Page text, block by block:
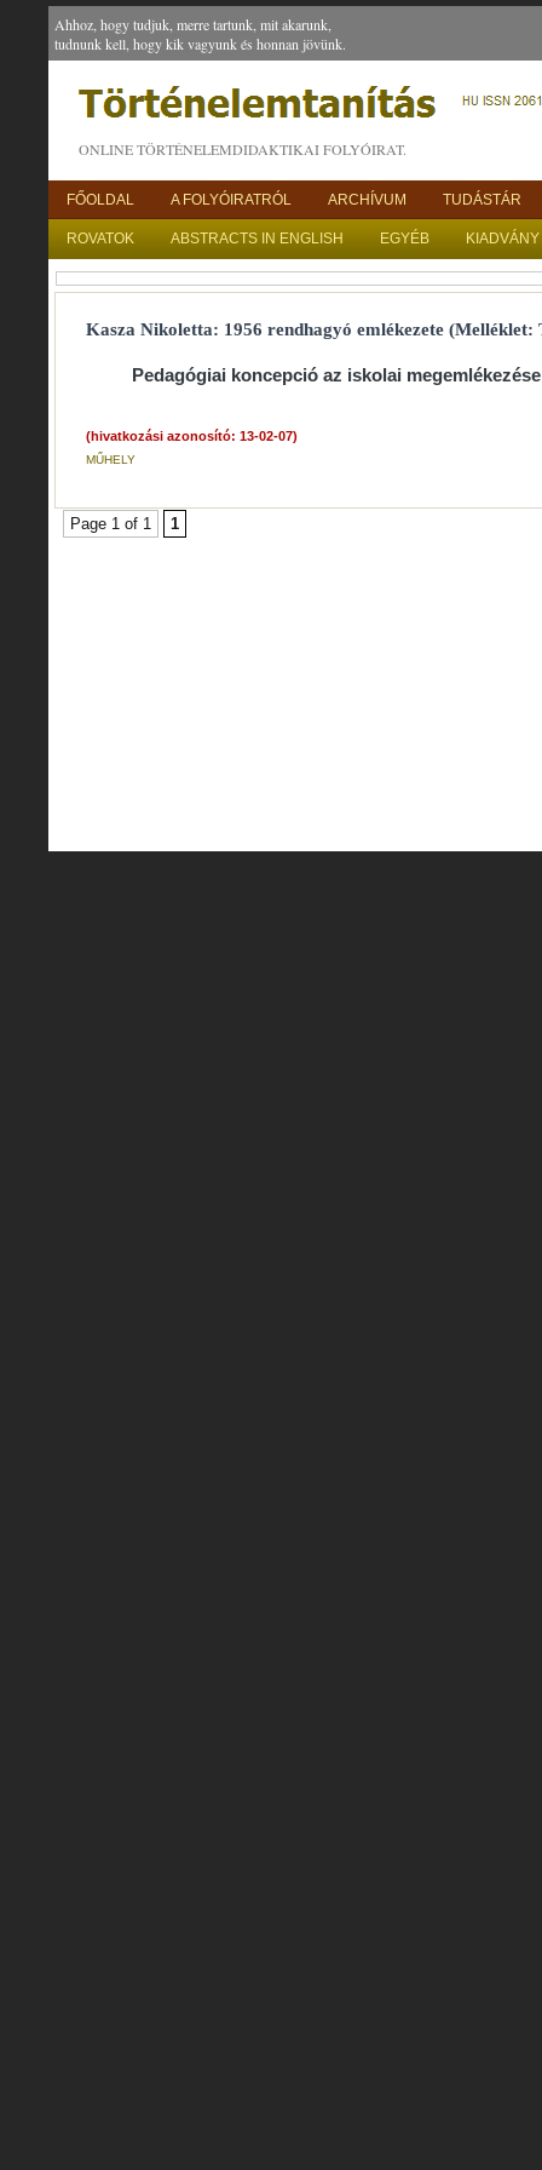
Ahhoz, hogy tudjuk, merre tartunk, mit akarunk,
tudnunk kell, hogy kik vagyunk és honnan jövünk.
ONLINE TÖRTÉNELEMDIDAKTIKAI FOLYÓIRAT.
FŐOLDAL A FOLYÓIRATRÓL ARCHÍVUM TUDÁSTÁR
ROVATOK ABSTRACTS IN ENGLISH EGYÉB
Kasza Nikoletta: 1956 rendhagyó emlékezete (Melléklet:
Pedagógiai koncepció az iskolai
(hivatkozási azonosító: 13-02-07)
MŰHELY
Page 1 of 1 1